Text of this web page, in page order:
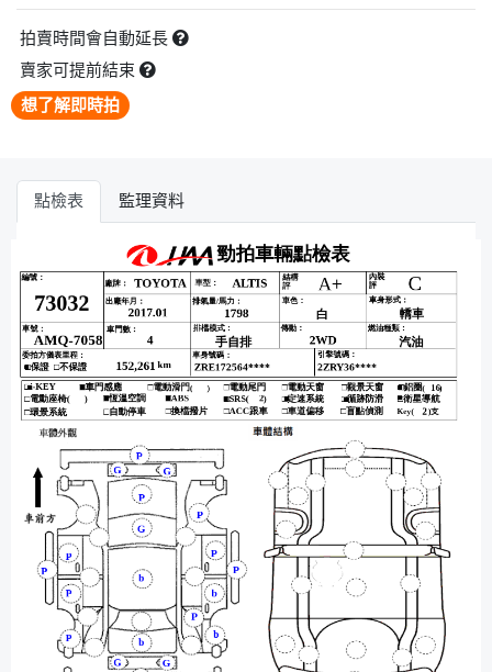
拍賣時間會自動延長
賣家可提前結束
想了解即時拍
點檢表 監理資料